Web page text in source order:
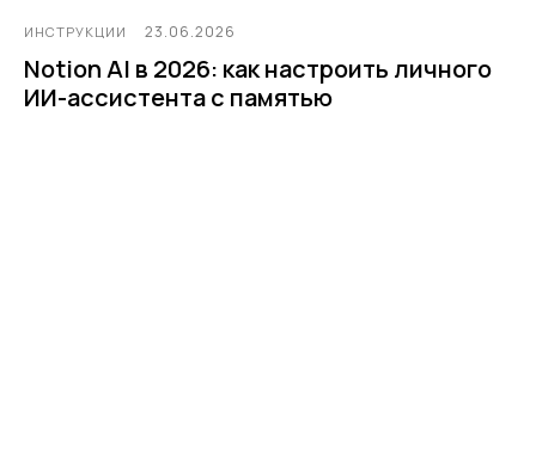
ИНСТРУКЦИИ 23.06.2026
Notion AI в 2026: как настроить личного
ИИ-ассистента с памятью